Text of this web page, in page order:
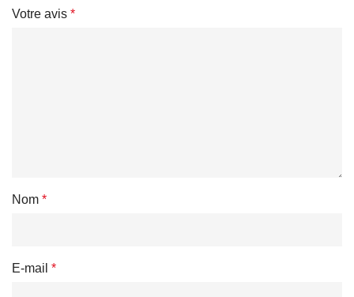
Votre avis *
Nom *
E-mail *